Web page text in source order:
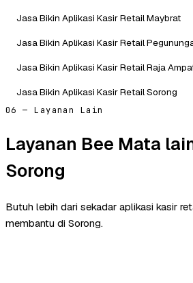
Jasa Bikin Aplikasi Kasir Retail Maybrat
Jasa Bikin Aplikasi Kasir Retail
Jasa Bikin Aplikasi Kasir Retail Raja
Jasa Bikin Aplikasi Kasir Retail Sorong
06 — Layanan Lain
Layanan Bee Mata
Sorong
Butuh lebih dari sekadar aplikasi kasir
membantu di Sorong.